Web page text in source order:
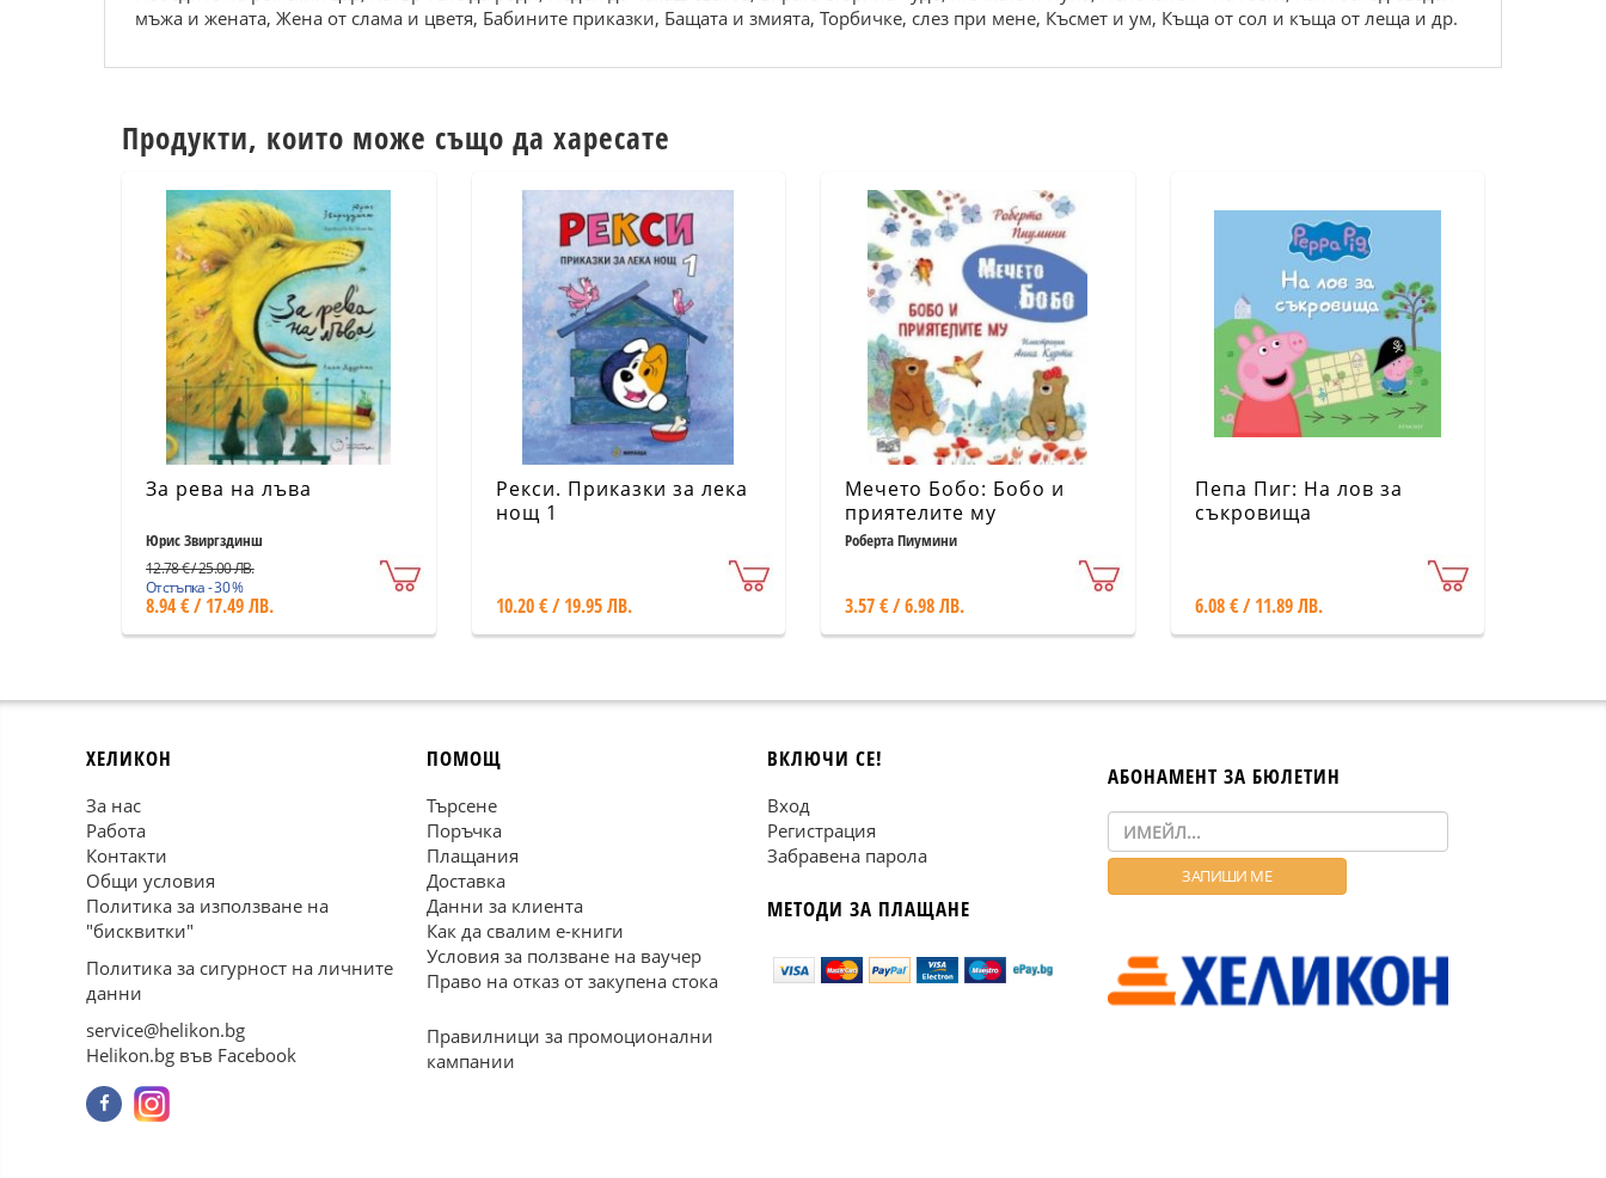
мъжа и жената, Жена от слама и цветя, Бабините приказки, Бащата и змията, Торбичке, слез при мене, Късмет и ум, Къща от сол и къща от леща и др.
Продукти, които може също да харесате
За рева на лъва
Юрис Звиргздинш
12.78 € / 25.00 ЛВ.
Отстъпка - 30 %
8.94 € / 17.49 ЛВ.
Рекси. Приказки за лека
нощ 1
10.20 € / 19.95 ЛВ.
Мечето Бобо: Бобо и
приятелите му
Роберта Пиумини
3.57 € / 6.98 ЛВ.
Пепа Пиг: На лов за
съкровища
6.08 € / 11.89 ЛВ.
ХЕЛИКОН
За нас
Работа
Контакти
Общи условия
Политика за използване на
"бисквитки"
Политика за сигурност на личните
данни
service@helikon.bg
Helikon.bg във Facebook
ПОМОЩ
Търсене
Поръчка
Плащания
Доставка
Данни за клиента
Как да свалим е-книги
Условия за ползване на ваучер
Право на отказ от закупена стока
Правилници за промоционални
кампании
ВКЛЮЧИ СЕ!
Вход
Регистрация
Забравена парола
МЕТОДИ ЗА ПЛАЩАНЕ
АБОНАМЕНТ ЗА БЮЛЕТИН